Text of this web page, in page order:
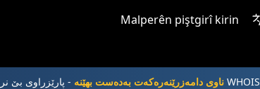
Malperên piştgirî kirin
ناوی دامەزرێنەرەکەت بەدەست بهێنە